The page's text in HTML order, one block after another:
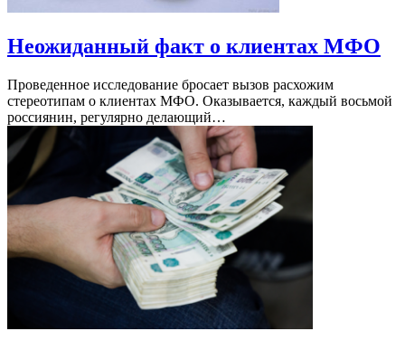
Неожиданный факт о клиентах МФО
Проведенное исследование бросает вызов расхожим
стереотипам о клиентах МФО. Оказывается, каждый восьмой
россиянин, регулярно делающий…